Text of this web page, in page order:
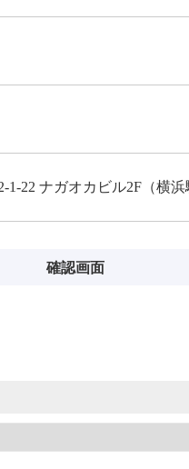
22 ナガオカビル2F（横浜
確認画面